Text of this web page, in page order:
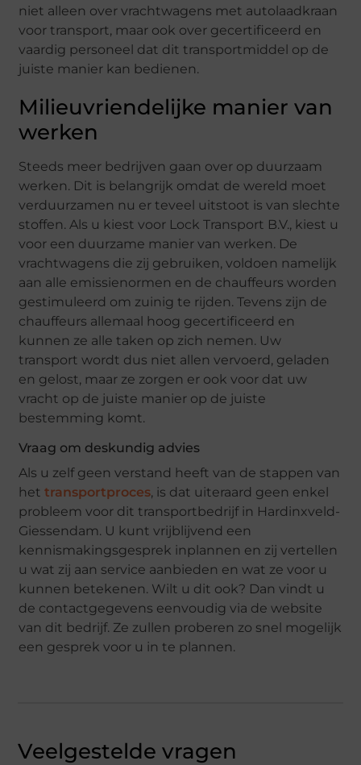
niet alleen over vrachtwagens met autolaadkraan
voor transport, maar ook over gecertificeerd en
vaardig personeel dat dit transportmiddel op de
juiste manier kan bedienen.
Milieuvriendelijke manier van
werken
Steeds meer bedrijven gaan over op duurzaam
werken. Dit is belangrijk omdat de wereld moet
verduurzamen nu er teveel uitstoot is van slechte
stoffen. Als u kiest voor Lock Transport B.V., kiest u
voor een duurzame manier van werken. De
vrachtwagens die zij gebruiken, voldoen namelijk
aan alle emissienormen en de chauffeurs worden
gestimuleerd om zuinig te rijden. Tevens zijn de
chauffeurs allemaal hoog gecertificeerd en
kunnen ze alle taken op zich nemen. Uw
transport wordt dus niet allen vervoerd, geladen
en gelost, maar ze zorgen er ook voor dat uw
vracht op de juiste manier op de juiste
bestemming komt.
Vraag om deskundig advies
Als u zelf geen verstand heeft van de stappen van
hettransportproces, is dat uiteraard geen enkel
probleem voor dit transportbedrijf in Hardinxveld-
Giessendam. U kunt vrijblijvend een
kennismakingsgesprek inplannen en zij vertellen
u wat zij aan service aanbieden en wat ze voor u
kunnen betekenen. Wilt u dit ook? Dan vindt u
de contactgegevens eenvoudig via de website
van dit bedrijf. Ze zullen proberen zo snel mogelijk
een gesprek voor u in te plannen.
Veelgestelde vragen